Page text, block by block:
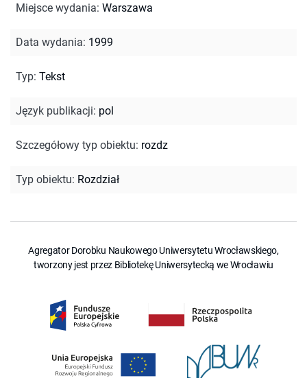
Miejsce wydania: Warszawa
Data wydania: 1999
Typ: Tekst
Język publikacji: pol
Szczegółowy typ obiektu: rozdz
Typ obiektu: Rozdział
Agregator Dorobku Naukowego Uniwersytetu Wrocławskiego,
tworzony jest przez Bibliotekę Uniwersytecką we Wrocławiu